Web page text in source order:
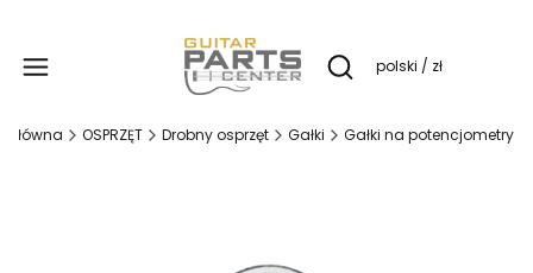
Otwórz wyszukiwarkę
polski / zł
główna OSPRZĘT Drobny osprzęt Gałki Gałki na potencjometry